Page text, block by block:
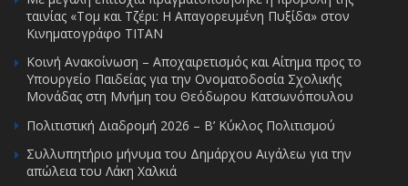
ταινίας «Τομ και Τζέρι: Η Απαγορευμένη Πυξίδα» στον
Κινηματογράφο ΤΙΤΑΝ
Κοινή Ανακοίνωση – Αποχαιρετισμός και Αίτημα προς το
Υπουργείο Παιδείας για την Ονοματοδοσία Σχολικής
Μονάδας στη Μνήμη του Θεόδωρου Κατσωνόπουλου
Πολιτιστική Διαδρομή 2026 – Β’ Κύκλος Πολιτισμού
Συλλυπητήριο μήνυμα του Δημάρχου Αιγάλεω για την
απώλεια του Λάκη Χαλκιά